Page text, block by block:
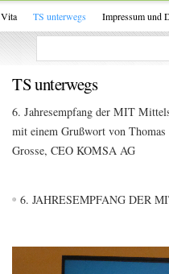
Vita TS unterwegs Impressum und
TS unterwegs
6. Jahresempfang der MIT
mit einem Grußwort von
Grosse, CEO KOMSA AG
6. JAHRESEMPFANG DER